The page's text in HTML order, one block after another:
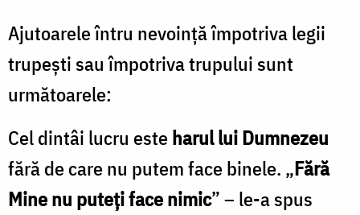
Ajutoarele întru nevoință împotriva legii
trupești sau împotriva trupului sunt
următoarele:
Cel dintâi lucru esteharul lui Dumnezeu
fără de care nu putem face binele. „Fără
Mine nu puteți face nimic” – le-a spus